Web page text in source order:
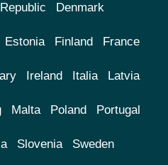
Denmark
Estonia Finland France
Ireland Italia Latvia
Malta Poland Portugal
Slovenia Sweden